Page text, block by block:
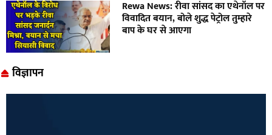
Rewa News: रीवा सांसद का एथेनॉल पर
विवादित बयान, बोले शुद्ध पेट्रोल तुम्हारे
बाप के घर से आएगा
विज्ञापन